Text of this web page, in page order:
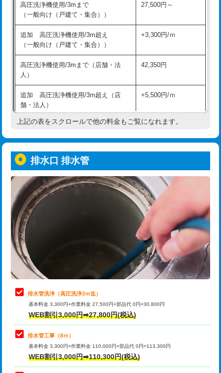
追加人工 16,500円
廃棄・処分 現場見積
※給水管工事は20mmまでの価格です。
給水管工事※（バンド止め)
給水管工事※（支持金具設置) 5,500円
給水管工事※（保温材使用（バンド止
め込み）)
5,500円
給水管工事※（土の掘削・埋め戻し作
業)
11,000円
給水管工事※（塩ビ管（VP・HI）使
用/3ｍまで)
用（追加）/3ｍ超え)
給水管工事※（ライニング鋼管・銅
管・ポリ管・HT管使用/3ｍまで)
44,000円
給水管工事※（ライニング鋼管・銅
管・ポリ管・HT管使用/3ｍ超え)
+8,800円
排水管工事（土の掘削・埋め戻し作
業）
11,000円~
排水管工事（排水管工事/3ｍまで） 55,000円
排水管工事（追加 排水管工事/3ｍ超
え）
マス交換（土の掘削・埋め戻し作業）
マス交換（深さ50㎝未満）
マス交換（深さ50㎝以上）
高圧洗浄機使用/3mまで
（一般向け（戸建て・集合））
27,500円～
追加 高圧洗浄機使用/3m超え
（一般向け（戸建て・集合））
+3,300円/ｍ
高圧洗浄機使用/3mまで（店舗・法
人）
42,350円
追加 高圧洗浄機使用/3m超え（店
舗・法人）
+5,500円/ｍ
高度高圧洗浄換 現地調査
トーラー機使用/3mまで
追加トーラー機使用/3m超え +3,300円
カメラ調査 33,000円
桝清掃 8,800円
止水・漏水調査・防水処理・清掃・修
理・調整・分解・加工など（軽作業）
11,000円
止水・漏水調査・防水処理・清掃・修
理・調整・分解・加工など（中作業）
22,000円
止水・漏水調査・防水処理・清掃・修
理・調整・分解・加工など（重作業）
33,000円
その他部品の脱着
交換・取付（タンク）
上記の表をスクロールで他の料金もご覧になれます。
排水口 排水管
排水管洗浄（高圧洗浄3ｍ迄）
基本料金 3,300円+作業料金 27,500円+部品代 0円=30,800円
WEB割引3,000円➡27,800円(税込)
排水管工事（8ｍ）
基本料金 3,300円+作業料金 110,000円+部品代 0円=113,300円
WEB割引3,000円➡110,300円(税込)